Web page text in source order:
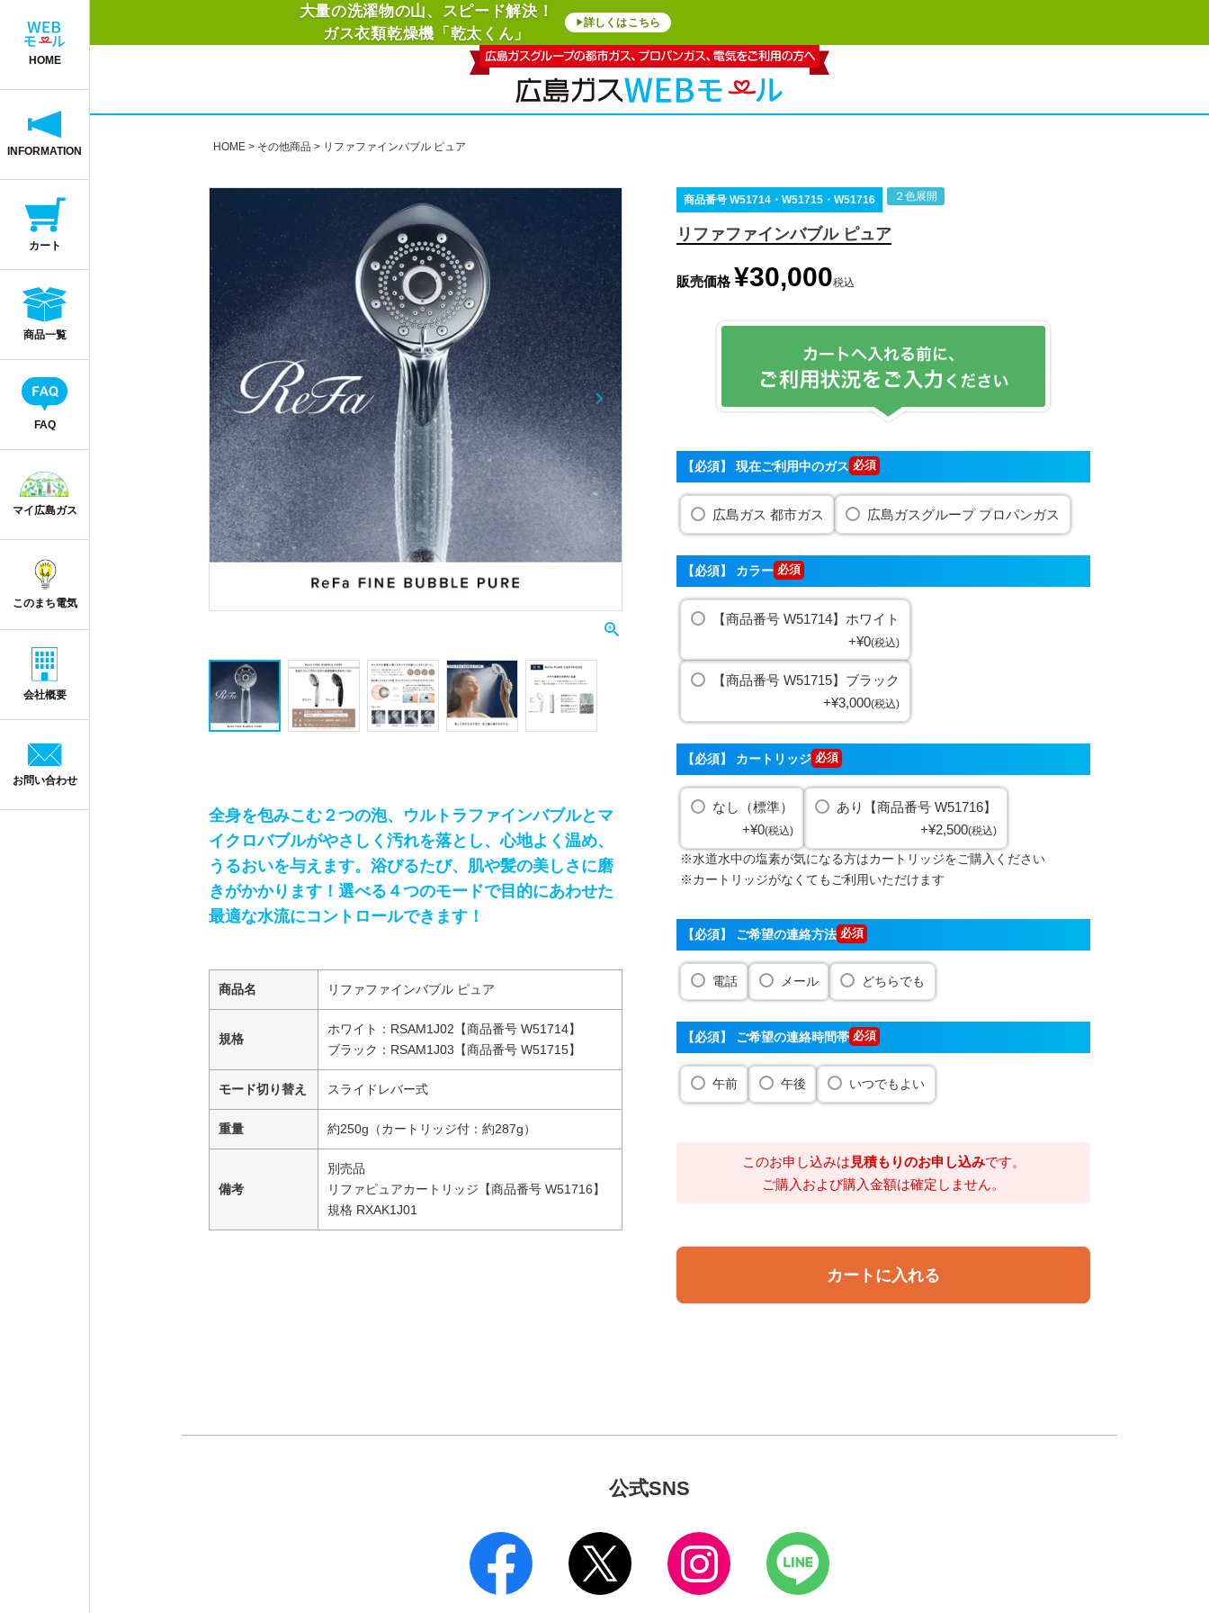
HOME
INFORMATION
カート
商品一覧
FAQ
マイ広島ガス
このまち電気
会社概要
お問い合わせ
大量の洗濯物の山、スピード解決！
ガス衣類乾燥機「乾太くん」
▶詳しくはこちら
HOME その他商品 リファファインバブル ピュア
全身を包みこむ２つの泡、ウルトラファインバブルとマ
イクロバブルがやさしく汚れを落とし、心地よく温め、
うるおいを与えます。浴びるたび、肌や髪の美しさに磨
きがかかります！選べる４つのモードで目的にあわせた
最適な水流にコントロールできます！
商品名 リファファインバブル ピュア
規格
ホワイト：RSAM1J02【商品番号 W51714】
ブラック：RSAM1J03【商品番号 W51715】
モード切り替え スライドレバー式
重量 約250g（カートリッジ付：約287g）
備考
別売品
リファピュアカートリッジ【商品番号 W51716】
規格 RXAK1J01
商品番号 W51714・W51715・W51716 ２色展開
リファファインバブル ピュア
販売価格 ¥30,000税込
【必須】 現在ご利用中のガス
広島ガス 都市ガス 広島ガスグループ プロパンガス
【必須】 カラー
【商品番号 W51714】ホワイト
+¥0 税込
【商品番号 W51715】ブラック
+¥3,000 税込
【必須】 カートリッジ
なし（標準）
+¥0 税込
あり【商品番号 W51716】
+¥2,500 税込
※水道水中の塩素が気になる方はカートリッジをご購入ください
※カートリッジがなくてもご利用いただけます
【必須】 ご希望の連絡方法
電話 メール どちらでも
【必須】 ご希望の連絡時間帯
午前 午後 いつでもよい
このお申し込みは 見積もりのお申し込みです。
ご購入および購入金額は確定しません。
カートに入れる
公式SNS